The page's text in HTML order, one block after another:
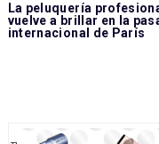
La peluquería
vuelve a brillar en la
internacional de París